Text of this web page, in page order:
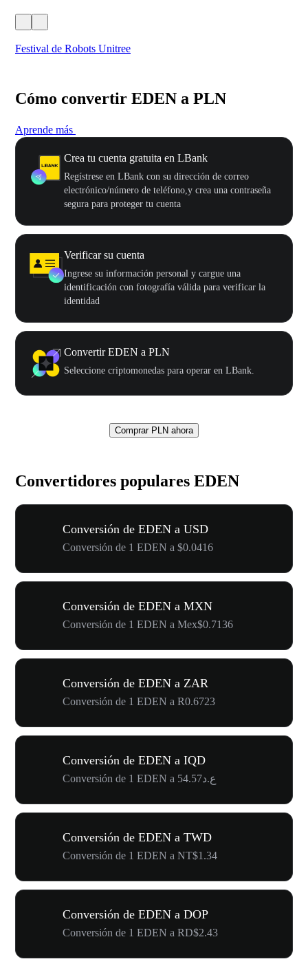
Festival de Robots Unitree
Cómo convertir EDEN a PLN
Aprende más
Crea tu cuenta gratuita en LBank
Regístrese en LBank con su dirección de correo
electrónico/número de teléfono,y crea una contraseña
segura para proteger tu cuenta
Verificar su cuenta
Ingrese su información personal y cargue una
identificación con fotografía válida para verificar la
identidad
Convertir EDEN a PLN
Seleccione criptomonedas para operar en LBank.
Comprar PLN ahora
Convertidores populares EDEN
Conversión de EDEN a USD
Conversión de 1 EDEN a $0.0416
Conversión de EDEN a MXN
Conversión de 1 EDEN a Mex$0.7136
Conversión de EDEN a ZAR
Conversión de 1 EDEN a R0.6723
Conversión de EDEN a IQD
Conversión de 1 EDEN a ع.د54.57
Conversión de EDEN a TWD
Conversión de 1 EDEN a NT$1.34
Conversión de EDEN a DOP
Conversión de 1 EDEN a RD$2.43